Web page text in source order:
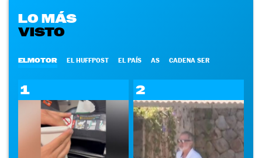
LO MÁS
VISTO
ELMOTOR EL HUFFPOST EL PAÍS AS CADENA SER
1 2